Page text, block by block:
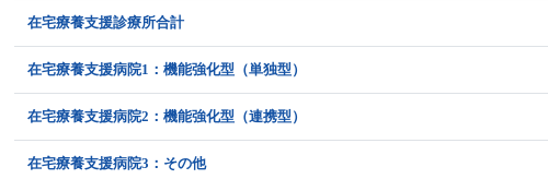
在宅療養支援診療所合計
在宅療養支援病院1：機能強化型（単独型）
在宅療養支援病院2：機能強化型（連携型）
在宅療養支援病院3：その他